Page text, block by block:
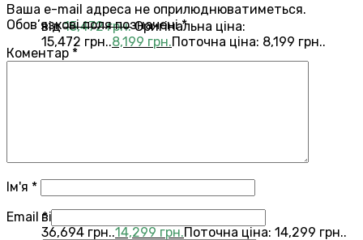
від15,472грн. Оригінальна ціна:
15,472 грн..8,199 грн.Поточна ціна: 8,199 грн..
від
36,694 грн..14,299 грн.Поточна ціна: 14,299 грн..
Ваша e-mail адреса не оприлюднюватиметься.
Обов’язкові поля позначені*
Коментар *
Ім'я *
Email *